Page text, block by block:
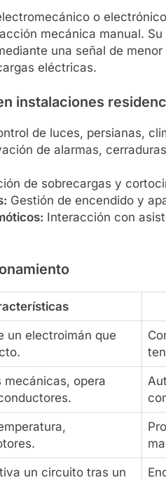
o
mecánica manual.
una señal de
eléctricas.
instalaciones
de luces, persianas,
de alarmas,
de sobrecargas y
Gestión de encendido y
Interacción con
un electroimán que
mecánicas, opera
un circuito tras un